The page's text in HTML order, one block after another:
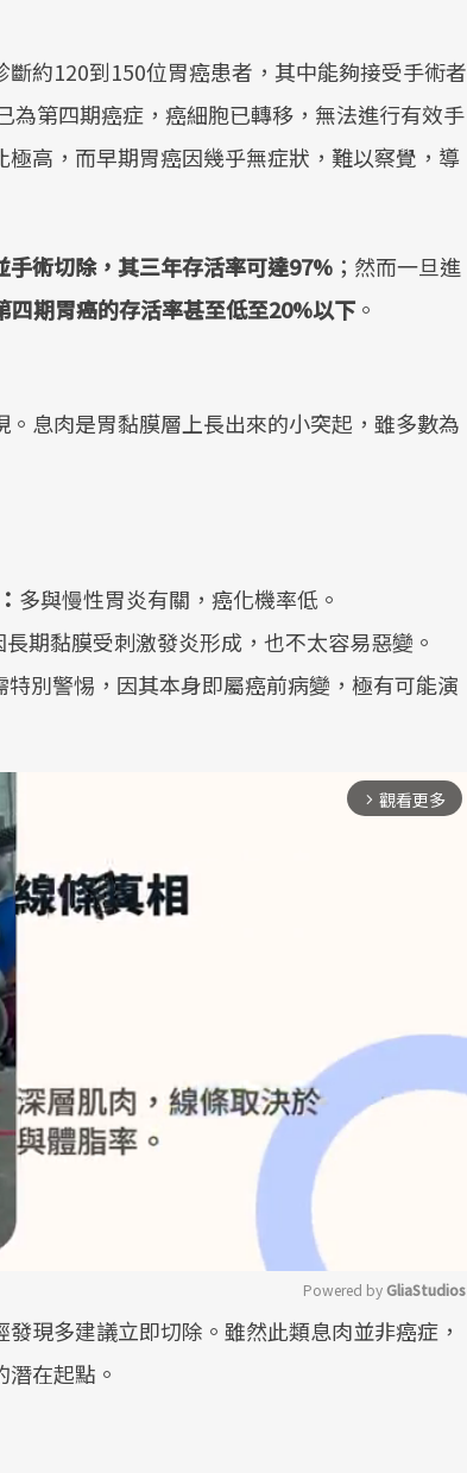
約120到150位胃癌患者，其中能夠接受手術者
第四期癌症，癌細胞已轉移，無法進行有效手
高，而早期胃癌因幾乎無症狀，難以察覺，導
手術切除，其三年存活率可達97% ；然而一旦進
四期胃癌的存活率甚至低至20%以下 。
息肉是胃黏膜層上長出來的小突起，雖多數為
多與慢性胃炎有關，癌化機率低。
長期黏膜受刺激發炎形成，也不太容易惡變。
特別警惕，因其本身即屬癌前病變，極有可能演
arrow_forward_ios 觀看更多
Powered by GliaStudios
現多建議立即切除。雖然此類息肉並非癌症，
在起點。